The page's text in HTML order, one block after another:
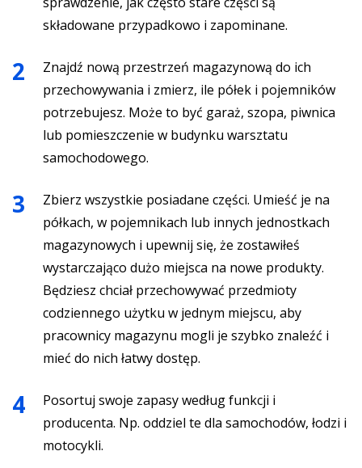
składowane przypadkowo i zapominane.
Znajdź nową przestrzeń magazynową do ich
przechowywania i zmierz, ile półek i pojemników
potrzebujesz. Może to być garaż, szopa, piwnica
lub pomieszczenie w budynku warsztatu
samochodowego.
Zbierz wszystkie posiadane części. Umieść je na
półkach, w pojemnikach lub innych jednostkach
magazynowych i upewnij się, że zostawiłeś
wystarczająco dużo miejsca na nowe produkty.
Będziesz chciał przechowywać przedmioty
codziennego użytku w jednym miejscu, aby
pracownicy magazynu mogli je szybko znaleźć i
mieć do nich łatwy dostęp.
Posortuj swoje zapasy według funkcji i
producenta. Np. oddziel te dla samochodów, łodzi i
motocykli.